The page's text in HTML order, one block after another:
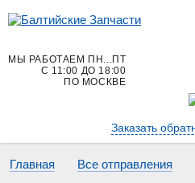
МЫ РАБОТАЕМ ПН...ПТ
С 11:00 ДО 18:00
ПО МОСКВЕ
Заказать
Главная Все отправления